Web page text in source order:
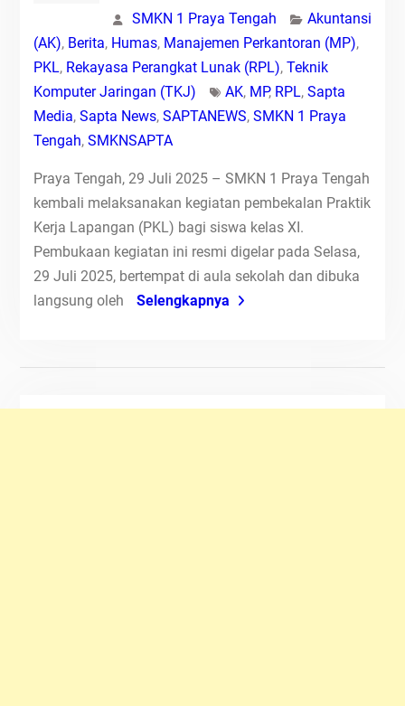
SMKN 1 Praya Tengah
Akuntansi
(AK), Berita, Humas, Manajemen Perkantoran (MP),
PKL, Rekayasa Perangkat Lunak (RPL), Teknik
Komputer Jaringan (TKJ)
AK, MP, RPL, Sapta
Media, Sapta News, SAPTANEWS, SMKN 1 Praya
Tengah, SMKNSAPTA
Praya Tengah, 29 Juli 2025 – SMKN 1 Praya Tengah
kembali melaksanakan kegiatan pembekalan Praktik
Kerja Lapangan (PKL) bagi siswa kelas XI.
Pembukaan kegiatan ini resmi digelar pada Selasa,
29 Juli 2025, bertempat di aula sekolah dan dibuka
langsung oleh
Selengkapnya